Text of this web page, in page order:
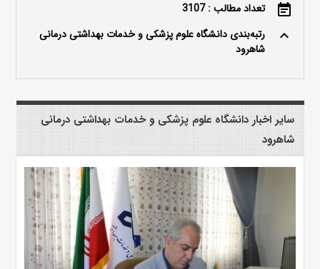
event_note تعداد مطالب : 3107
keyboard_arrow_up
رتبه‌بندی دانشگاه علوم پزشکی و خدمات بهداشتی درمانی
شاهرود
سایر اخبار دانشگاه علوم پزشکی و خدمات بهداشتی درمانی
شاهرود